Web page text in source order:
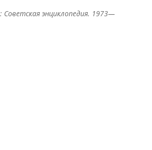
энциклопедия. 1973—